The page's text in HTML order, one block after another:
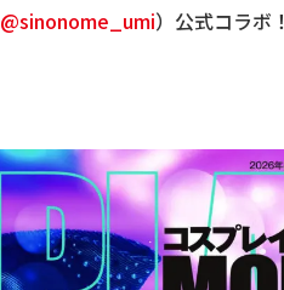
@sinonome_umi） 公式コラボ！